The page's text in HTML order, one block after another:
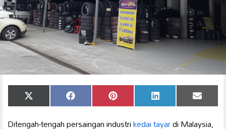
Share
on
X
(Twitter)
Share
on
Facebook Share
on
Pinterest Share
on
LinkedIn Share
on
Email
Ditengah-tengah persaingan industrikedai tayardi Malaysia,